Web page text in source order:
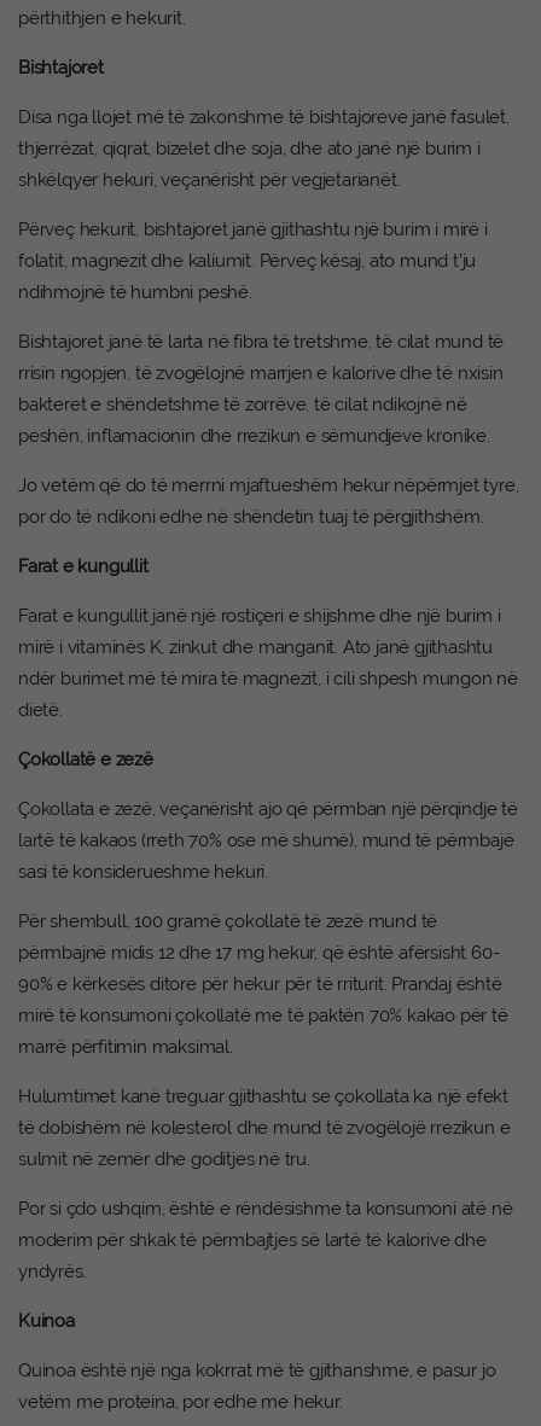
përthithjen e hekurit.
Bishtajoret
Disa nga llojet më të zakonshme të bishtajoreve janë fasulet,
thjerrëzat, qiqrat, bizelet dhe soja, dhe ato janë një burim i
shkëlqyer hekuri, veçanërisht për vegjetarianët.
Përveç hekurit, bishtajoret janë gjithashtu një burim i mirë i
folatit, magnezit dhe kaliumit. Përveç kësaj, ato mund t’ju
ndihmojnë të humbni peshë.
Bishtajoret janë të larta në fibra të tretshme, të cilat mund të
rrisin ngopjen, të zvogëlojnë marrjen e kalorive dhe të nxisin
bakteret e shëndetshme të zorrëve, të cilat ndikojnë në
peshën, inflamacionin dhe rrezikun e sëmundjeve kronike.
Jo vetëm që do të merrni mjaftueshëm hekur nëpërmjet tyre,
por do të ndikoni edhe në shëndetin tuaj të përgjithshëm.
Farat e kungullit
Farat e kungullit janë një rostiçeri e shijshme dhe një burim i
mirë i vitaminës K, zinkut dhe manganit. Ato janë gjithashtu
ndër burimet më të mira të magnezit, i cili shpesh mungon në
dietë.
Çokollatë e zezë
Çokollata e zezë, veçanërisht ajo që përmban një përqindje të
lartë të kakaos (rreth 70% ose më shumë), mund të përmbajë
sasi të konsiderueshme hekuri.
Për shembull, 100 gramë çokollatë të zezë mund të
përmbajnë midis 12 dhe 17 mg hekur, që është afërsisht 60-
90% e kërkesës ditore për hekur për të rriturit. Prandaj është
mirë të konsumoni çokollatë me të paktën 70% kakao për të
marrë përfitimin maksimal.
Hulumtimet kanë treguar gjithashtu se çokollata ka një efekt
të dobishëm në kolesterol dhe mund të zvogëlojë rrezikun e
sulmit në zemër dhe goditjes në tru.
Por si çdo ushqim, është e rëndësishme ta konsumoni atë në
moderim për shkak të përmbajtjes së lartë të kalorive dhe
yndyrës.
Kuinoa
Quinoa është një nga kokrrat më të gjithanshme, e pasur jo
vetëm me proteina, por edhe me hekur.